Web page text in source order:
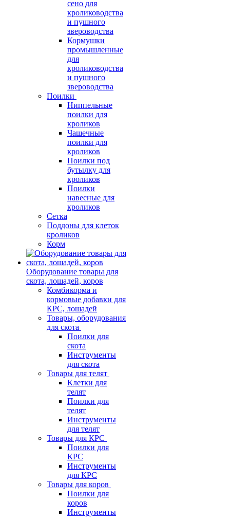
сено для
кролиководства
и пушного
звероводства
Кормушки
промышленные
для
кролиководства
и пушного
звероводства
Поилки
Ниппельные
поилки для
кроликов
Чашечные
поилки для
кроликов
Поилки под
бутылку для
кроликов
Поилки
навесные для
кроликов
Сетка
Поддоны для клеток
кроликов
Корм
Оборудование товары для
скота, лошадей, коров
Комбикорма и
кормовые добавки для
КРС, лошадей
Товары, оборудования
для скота
Поилки для
скота
Инструменты
для скота
Товары для телят
Клетки для
телят
Поилки для
телят
Инструменты
для телят
Товары для КРС
Поилки для
КРС
Инструменты
для КРС
Товары для коров
Поилки для
коров
Инструменты